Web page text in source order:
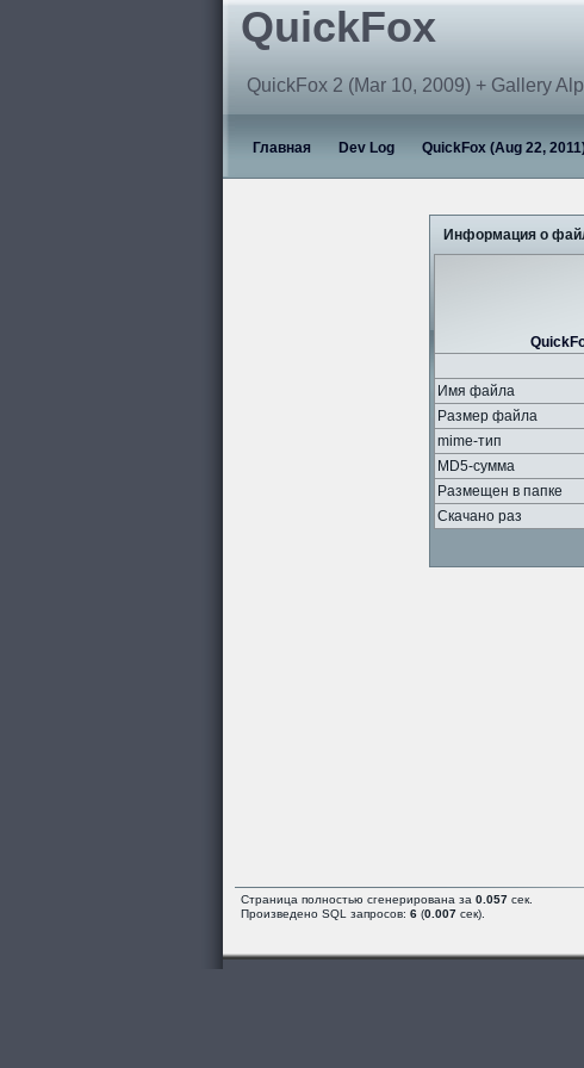
QuickFox
QuickFox 2 (Mar 10, 2009) + Gallery
Главная Dev Log QuickFox (Aug 22,
Информация о
Имя файла
Размер файла
mime-тип
MD5-сумма
Размещен в папке
Скачано раз
Страница полностью сгенерирована за 0.057 сек.
Произведено SQL запросов: 6 (0.007 сек).